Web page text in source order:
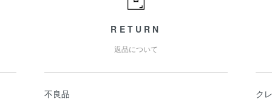
RETURN
返品について
不良品
ク